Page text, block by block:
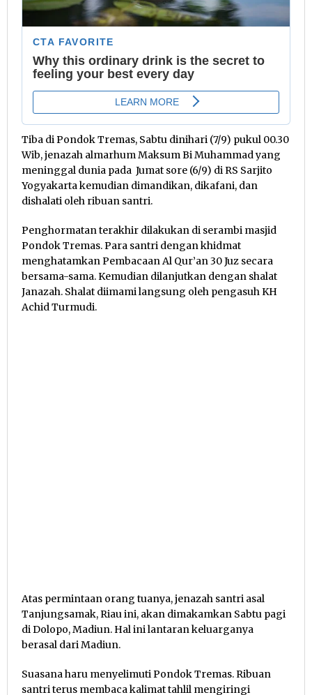
Tiba di Pondok Tremas, Sabtu dinihari (7/9) pukul 00.30
Wib, jenazah almarhum Maksum Bi Muhammad yang
meninggal dunia pada Jumat sore (6/9) di RS Sarjito
Yogyakarta kemudian dimandikan, dikafani, dan
dishalati oleh ribuan santri.
Penghormatan terakhir dilakukan di serambi masjid
Pondok Tremas. Para santri dengan khidmat
menghatamkan Pembacaan Al Qur’an 30 Juz secara
bersama-sama. Kemudian dilanjutkan dengan shalat
Janazah. Shalat diimami langsung oleh pengasuh KH
Achid Turmudi.
Atas permintaan orang tuanya, jenazah santri asal
Tanjungsamak, Riau ini, akan dimakamkan Sabtu pagi
di Dolopo, Madiun. Hal ini lantaran keluarganya
berasal dari Madiun.
Suasana haru menyelimuti Pondok Tremas. Ribuan
santri terus membaca kalimat tahlil mengiringi